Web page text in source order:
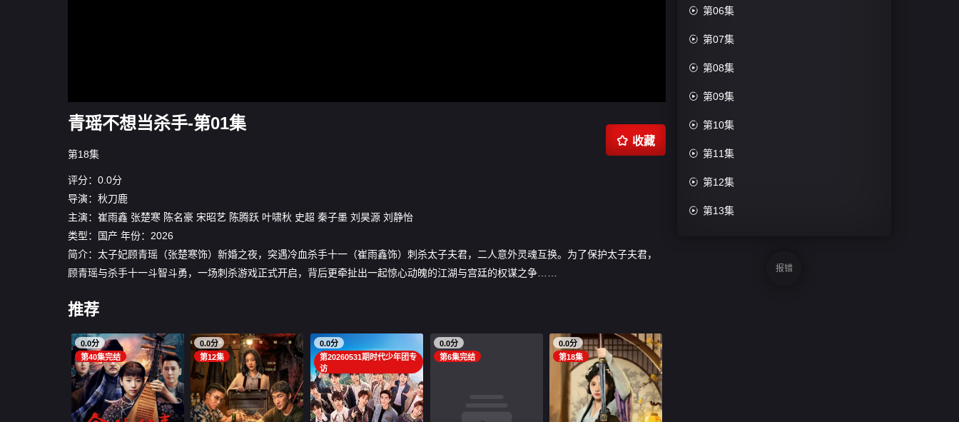
青瑶不想当杀手-第01集
第18集
 收藏
评分：0.0分
导演： 秋刀鹿
主演： 崔雨鑫 张楚寒 陈名豪 宋昭艺 陈腾跃 叶啸秋 史超 秦子墨 刘昊源 刘静怡
类型：
国产 年份： 2026
简介：太子妃顾青瑶（张楚寒饰）新婚之夜，突遇冷血杀手十一（崔雨鑫饰）刺杀太子夫君，二人意外灵魂互换。为了保护太子夫君，
顾青瑶与杀手十一斗智斗勇，一场刺杀游戏正式开启，背后更牵扯出一起惊心动魄的江湖与宫廷的权谋之争……
推荐
0.0分
第40集完结
0.0分
第12集
0.0分
第20260531期时代少年团专
访
0.0分
第6集完结
0.0分
第18集
 第06集
 第07集
 第08集
 第09集
 第10集
 第11集
 第12集
 第13集
报错